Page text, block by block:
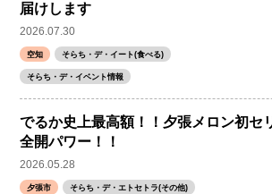
届けします
2026.07.30
空知 そらち・デ・イート(食べる)
そらち・デ・イベント情報
でるか史上最高額！！夕張メロン初セ
全開パワー！！
2026.05.28
夕張市 そらち・デ・エトセトラ(その他)